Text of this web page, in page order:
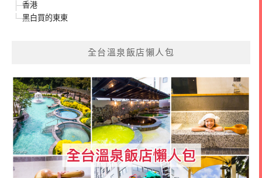
香港
黑白買的東東
全台溫泉飯店懶人包